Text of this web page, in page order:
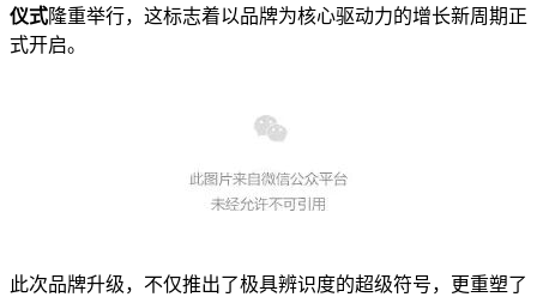
仪式隆重举行，这标志着以品牌为核心驱动力的增长新周期正
式开启。
此次品牌升级，不仅推出了极具辨识度的超级符号，更重塑了